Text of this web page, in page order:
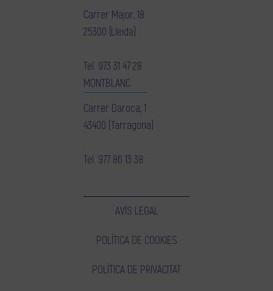
Carrer Major, 18
25300 (Lleida)
Tel. 973 31 47 28
MONTBLANC
Carrer Daroca, 1
43400 (Tarragona)
Tel. 977 86 13 38
AVÍS LEGAL
POLÍTICA DE COOKIES
POLÍTICA DE PRIVACITAT